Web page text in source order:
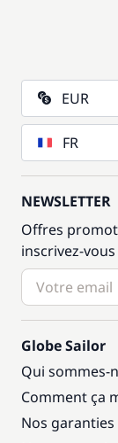
EUR
FR
NEWSLETTER
Offres
inscrivez-vous
Globe Sailor
Qui sommes-
Comment ça
Nos garanties